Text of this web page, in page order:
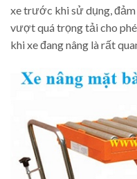
xe trước khi sử dụng,
vượt quá trọng tải cho
khi xe đang nâng là rất